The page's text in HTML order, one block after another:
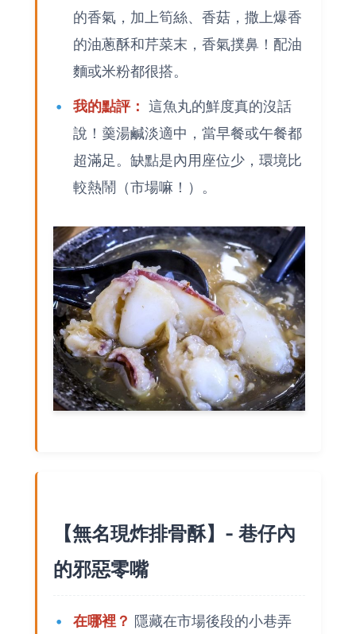
的香氣，加上筍絲、香菇，撒上爆香
的油蔥酥和芹菜末，香氣撲鼻！配油
麵或米粉都很搭。
我的點評： 這魚丸的鮮度真的沒話
說！羹湯鹹淡適中，當早餐或午餐都
超滿足。缺點是內用座位少，環境比
較熱鬧（市場嘛！）。
【無名現炸排骨酥】- 巷仔內
的邪惡零嘴
在哪裡？ 隱藏在市場後段的小巷弄